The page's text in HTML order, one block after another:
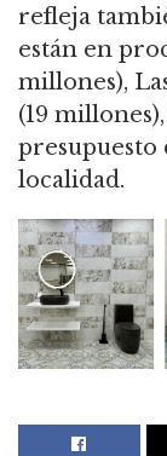
refleja
están en
millones),
(19
presupuesto
localidad.